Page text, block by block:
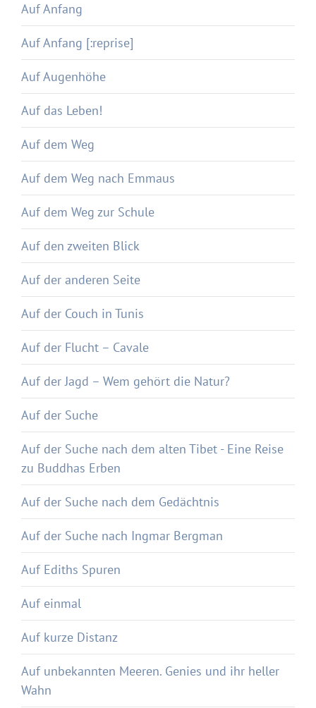
Auf Anfang
Auf Anfang [:reprise]
Auf Augenhöhe
Auf das Leben!
Auf dem Weg
Auf dem Weg nach Emmaus
Auf dem Weg zur Schule
Auf den zweiten Blick
Auf der anderen Seite
Auf der Couch in Tunis
Auf der Flucht – Cavale
Auf der Jagd – Wem gehört die Natur?
Auf der Suche
Auf der Suche nach dem alten Tibet - Eine Reise
zu Buddhas Erben
Auf der Suche nach dem Gedächtnis
Auf der Suche nach Ingmar Bergman
Auf Ediths Spuren
Auf einmal
Auf kurze Distanz
Auf unbekannten Meeren. Genies und ihr heller
Wahn